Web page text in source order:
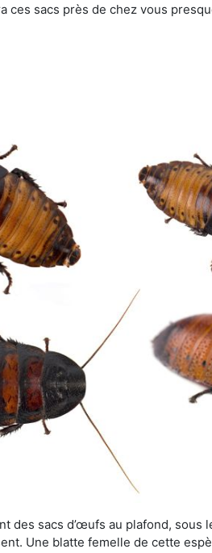
sacs près de chez vous
des sacs d’œufs au plafond,
Une blatte femelle de cette